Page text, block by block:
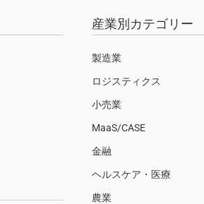
産業別カテゴリー
製造業
ロジスティクス
小売業
MaaS/CASE
金融
ヘルスケア・医療
農業